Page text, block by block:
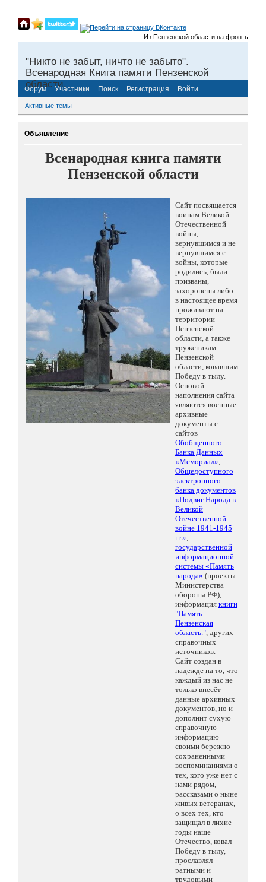
Из Пензенской области на фронты
"Никто не забыт, ничто не забыто".
Всенародная Книга памяти Пензенской
области.
Форум Участники Поиск Регистрация Войти
Активные темы
Объявление
Всенародная книга памяти
Пензенской области
Сайт посвящается
воинам Великой
Отечественной
войны,
вернувшимся и не
вернувшимся с
войны, которые
родились, были
призваны,
захоронены либо
в настоящее время
проживают на
территории
Пензенской
области, а также
труженикам
Пензенской
области, ковавшим
Победу в тылу.
Основой
наполнения сайта
являются военные
архивные
документы с
сайтов
Обобщенного
Банка Данных
«Мемориал»,
Общедоступного
электронного
банка документов
«Подвиг Народа в
Великой
Отечественной
войне 1941-1945
гг.»,
государственной
информационной
системы «Память
народа» (проекты
Министерства
обороны РФ),
информация книги
"Память.
Пензенская
область.", других
справочных
источников.
Сайт создан в
надежде на то, что
каждый из нас не
только внесёт
данные архивных
документов, но и
дополнит сухую
справочную
информацию
своими бережно
сохраненными
воспоминаниями о
тех, кого уже нет с
нами рядом,
рассказами о ныне
живых ветеранах,
о всех тех, кто
защищал в лихие
годы наше
Отечество, ковал
Победу в тылу,
прославлял
ратными и
трудовыми